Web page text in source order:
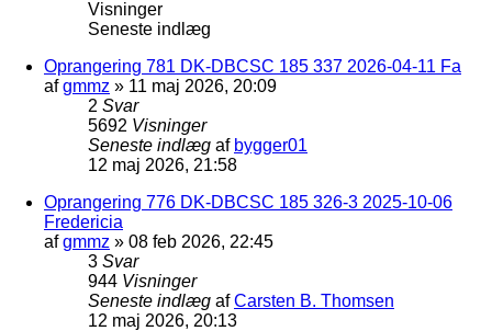
Visninger
Seneste indlæg
Oprangering 781 DK-DBCSC 185 337 2026-04-11 Fa
afgmmz » 11 maj 2026, 20:09
2 Svar
5692 Visninger
Seneste indlæg af bygger01
12 maj 2026, 21:58
Oprangering 776 DK-DBCSC 185 326-3 2025-10-06
Fredericia
afgmmz » 08 feb 2026, 22:45
3 Svar
944 Visninger
Seneste indlæg afCarsten B. Thomsen
12 maj 2026, 20:13